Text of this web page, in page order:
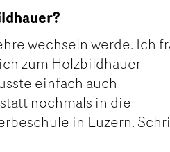
wechseln werde. Ich
zum Holzbildhauer
einfach auch
nochmals in die
in Luzern.